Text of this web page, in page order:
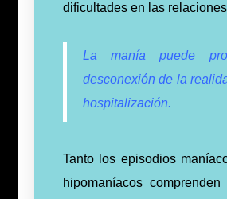
dificultades en las
La manía puede
desconexión de la
hospitalización.
Tanto los episodios
hipomaníacos